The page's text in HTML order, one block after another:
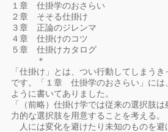
１章 仕掛学のおさらい
２章 そそる仕掛け
３章 正論のジレンマ
４章 仕掛けのコツ
５章 仕掛けカタログ
＊
「仕掛け」とは、つい行動してしまう
です。「１章 仕掛学のおさらい」には
ように書いてありました。
「（前略）仕掛け学では従来の選択肢
力的な選択肢を用意することを考える。
人には変化を避けたり未知のものを避